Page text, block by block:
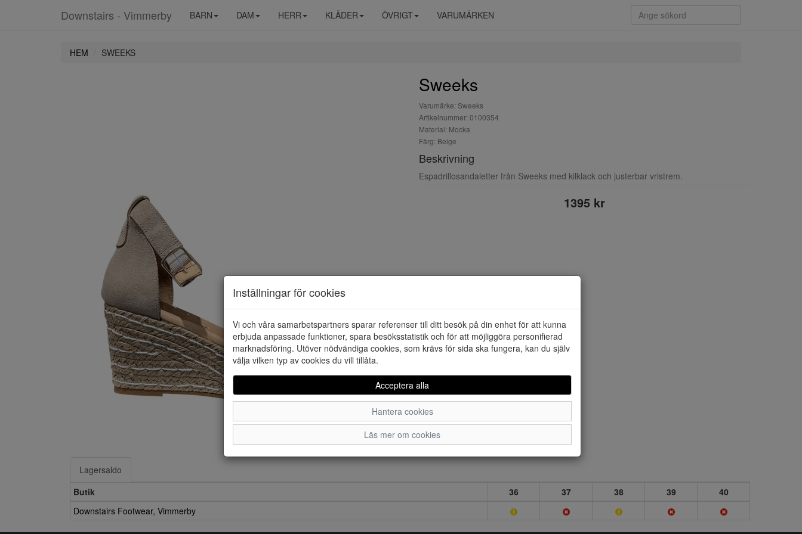
Downstairs - Vimmerby BARN DAM HERR KLÄDER ÖVRIGT VARUMÄRKEN
HEM SWEEKS
Sweeks
Varumärke: Sweeks
Artikelnummer: 0100354
Material: Mocka
Färg: Beige
Beskrivning
Espadrillosandaletter från Sweeks med kilklack och justerbar vristrem.
1395 kr
Lagersaldo
Butik
36 37 38 39
40
Downstairs Footwear, Vimmerby
Inställningar för cookies
Vi och våra samarbetspartners sparar referenser till ditt besök på din enhet för att kunna
erbjuda anpassade funktioner, spara besöksstatistik och för att möjliggöra personifierad
marknadsföring. Utöver nödvändiga cookies, som krävs för sida ska fungera, kan du själv
välja vilken typ av cookies du vill tillåta.
Acceptera alla
Hantera cookies
Läs mer om cookies